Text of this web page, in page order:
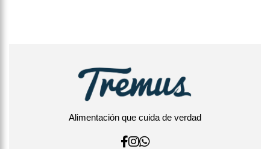
Alimentación que cuida de verdad